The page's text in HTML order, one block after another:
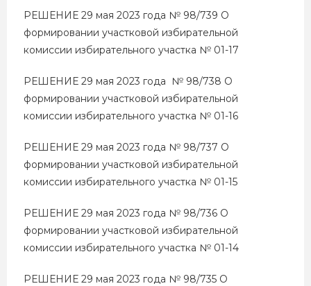
РЕШЕНИЕ 29 мая 2023 года № 98/739 О
формировании участковой избирательной
комиссии избирательного участка № 01-17
РЕШЕНИЕ 29 мая 2023 года № 98/738 О
формировании участковой избирательной
комиссии избирательного участка № 01-16
РЕШЕНИЕ 29 мая 2023 года № 98/737 О
формировании участковой избирательной
комиссии избирательного участка № 01-15
РЕШЕНИЕ 29 мая 2023 года № 98/736 О
формировании участковой избирательной
комиссии избирательного участка № 01-14
РЕШЕНИЕ 29 мая 2023 года № 98/735 О